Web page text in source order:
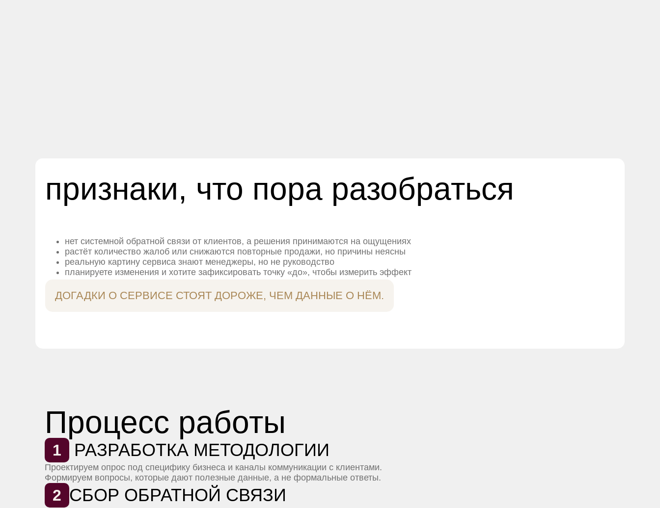
признаки, что пора разобраться
нет системной обратной связи от клиентов, а решения принимаются на ощущениях
растёт количество жалоб или снижаются повторные продажи, но причины неясны
реальную картину сервиса знают менеджеры, но не руководство
планируете изменения и хотите зафиксировать точку «до», чтобы измерить эффект
ДОГАДКИ О СЕРВИСЕ СТОЯТ ДОРОЖЕ, ЧЕМ ДАННЫЕ О НЁМ.
Процесс работы
1 РАЗРАБОТКА МЕТОДОЛОГИИ
Проектируем опрос под специфику бизнеса и каналы коммуникации с клиентами.
Формируем вопросы, которые дают полезные данные, а не формальные ответы.
2 СБОР ОБРАТНОЙ СВЯЗИ